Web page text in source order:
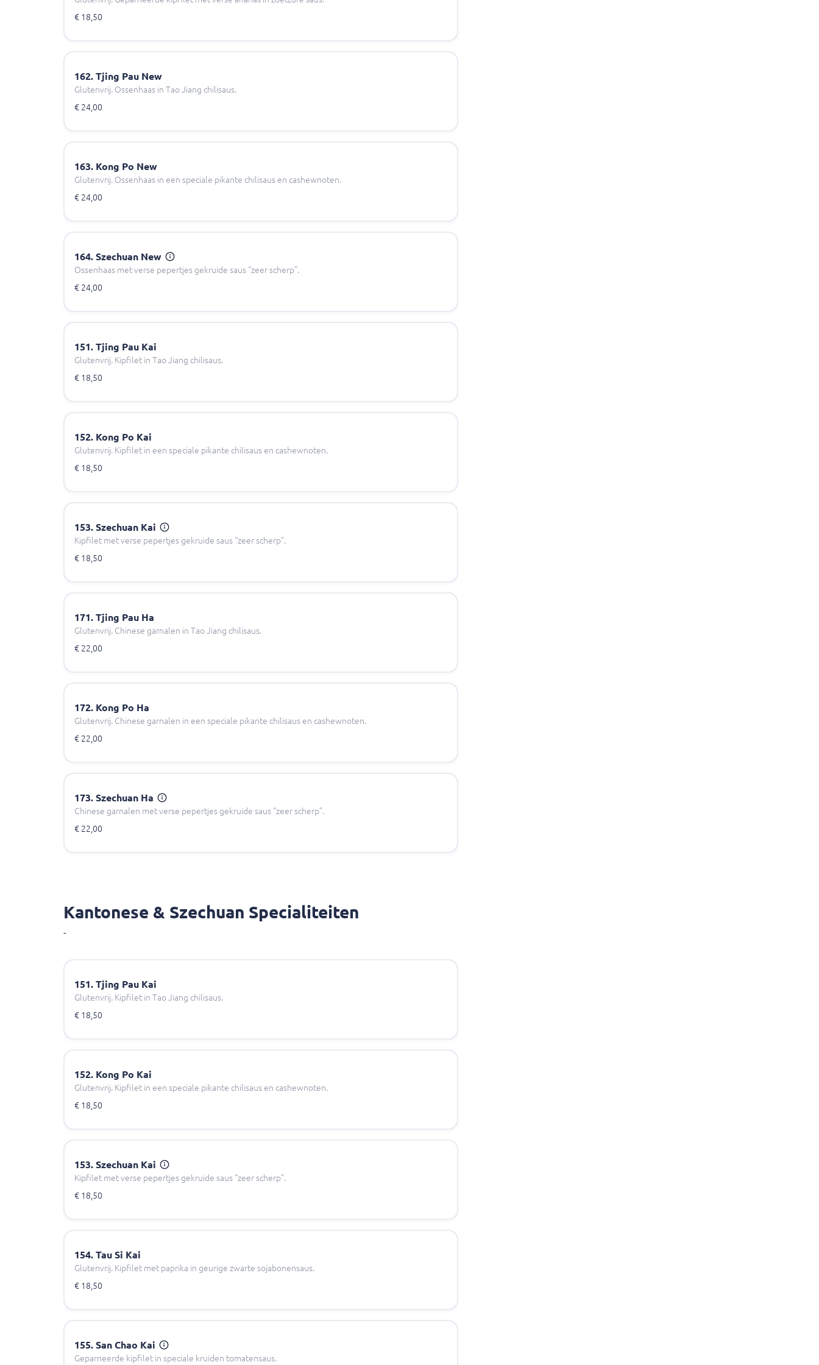
€ 18,50
162. Tjing Pau New
Glutenvrij. Ossenhaas in Tao Jiang chilisaus.
€ 24,00
163. Kong Po New
Glutenvrij. Ossenhaas in een speciale pikante chilisaus en cashewnoten.
€ 24,00
164. Szechuan New
Ossenhaas met verse pepertjes gekruide saus “zeer scherp”.
€ 24,00
151. Tjing Pau Kai
Glutenvrij. Kipfilet in Tao Jiang chilisaus.
€ 18,50
152. Kong Po Kai
Glutenvrij. Kipfilet in een speciale pikante chilisaus en cashewnoten.
€ 18,50
153. Szechuan Kai
Kipfilet met verse pepertjes gekruide saus “zeer scherp”.
€ 18,50
171. Tjing Pau Ha
Glutenvrij. Chinese garnalen in Tao Jiang chilisaus.
€ 22,00
172. Kong Po Ha
Glutenvrij. Chinese garnalen in een speciale pikante chilisaus en cashewnoten.
€ 22,00
173. Szechuan Ha
Chinese garnalen met verse pepertjes gekruide saus “zeer scherp”.
€ 22,00
Kantonese & Szechuan Specialiteiten
-
151. Tjing Pau Kai
Glutenvrij. Kipfilet in Tao Jiang chilisaus.
€ 18,50
152. Kong Po Kai
Glutenvrij. Kipfilet in een speciale pikante chilisaus en cashewnoten.
€ 18,50
153. Szechuan Kai
Kipfilet met verse pepertjes gekruide saus “zeer scherp”.
€ 18,50
154. Tau Si Kai
Glutenvrij. Kipfilet met paprika in geurige zwarte sojabonensaus.
€ 18,50
155. San Chao Kai
Geparneerde kipfilet in speciale kruiden tomatensaus.